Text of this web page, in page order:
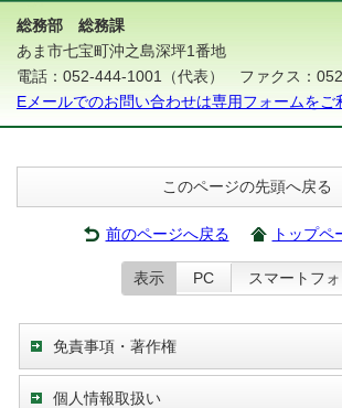
総務部 総務課
あま市七宝町沖之島深坪1番地
電話：052-444-1001（代表） ファクス：
Eメールでのお問い合わせは専用フォームをご
このページの先頭へ戻る
前のページへ戻る トップペ
表示 PC スマートフ
免責事項・著作権
個人情報取扱い